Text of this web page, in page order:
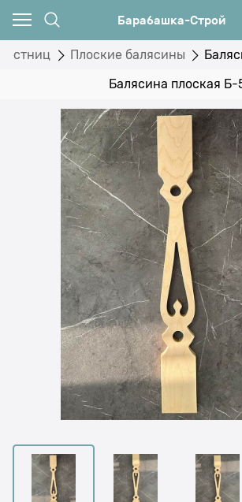
Барабашка-Строй
Плоские балясины
Балясина плоская Б-